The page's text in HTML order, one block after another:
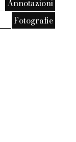
Annotazioni
Fotografie